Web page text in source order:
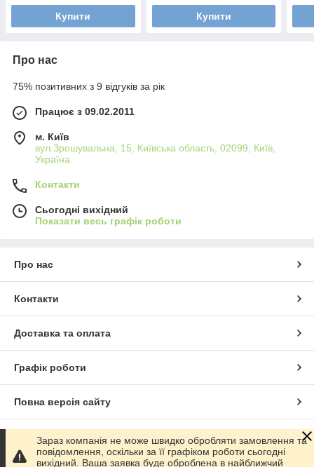
Купити Купити
Про нас
75% позитивних з 9 відгуків за рік
Працює з 09.02.2011
м. Київ
вул.Зрошувальна, 15, Київська область, 02099, Київ,
Україна
Контакти
Сьогодні вихідний
Показати весь графік роботи
Про нас
Контакти
Доставка та оплата
Графік роботи
Повна версія сайту
Сайт створено на маркетплейсі Prom.ua
Зараз компанія не може швидко обробляти замовлення та
повідомлення, оскільки за її графіком роботи сьогодні
вихідний. Ваша заявка буде оброблена в найближчий